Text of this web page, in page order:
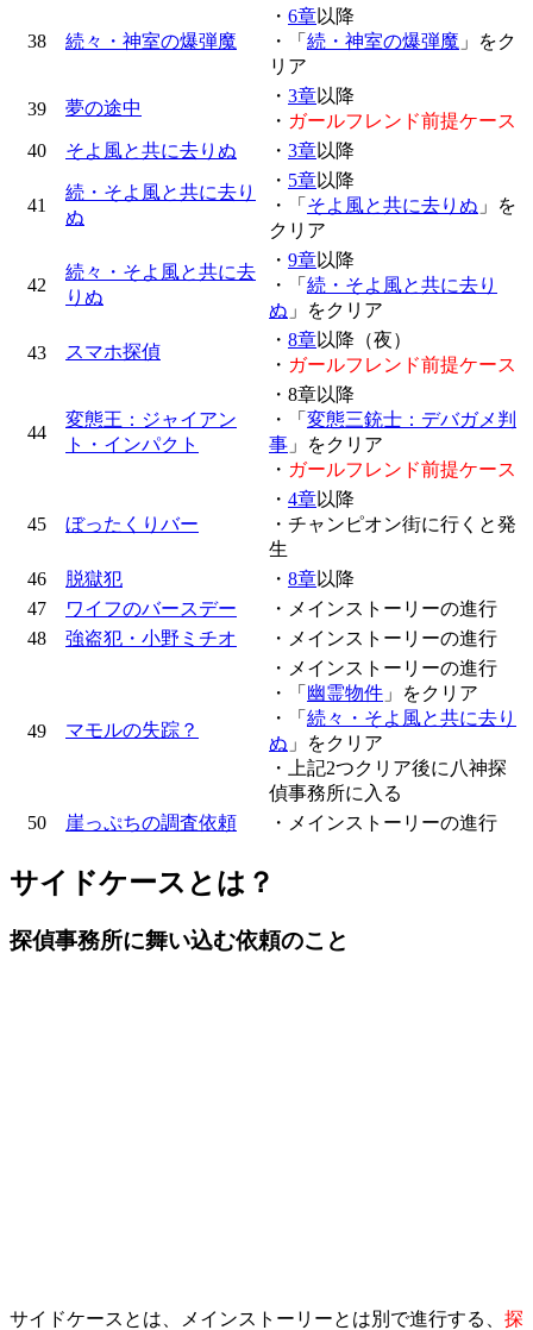
38 続々・神室の爆弾魔
・ 6章以降
・「 続・神室の爆弾魔 」をク
リア
39 夢の途中
・ 3章以降
・ ガールフレンド前提ケース
40
そよ風と共に去りぬ ・ 3章以降
41
続・そよ風と共に去り
ぬ
・ 5章以降
・「 そよ風と共に去りぬ 」を
クリア
42
続々・そよ風と共に去
りぬ
・ 9章以降
・「 続・そよ風と共に去り
ぬ 」をクリア
43 スマホ探偵
・ 8章以降（夜）
・ ガールフレンド前提ケース
44
変態王：ジャイアン
ト・インパクト
・8章以降
・「 変態三銃士：デバガメ判
事 」をクリア
・ ガールフレンド前提ケース
45 ぼったくりバー
・ 4章以降
・チャンピオン街に行くと発
生
46
脱獄犯 ・ 8章以降
47
ワイフのバースデー
・メインストーリーの進行
48
強盗犯・小野ミチオ ・メインストーリーの進行
49 マモルの失踪？
・メインストーリーの進行
・「 幽霊物件 」をクリア
・「 続々・そよ風と共に去り
ぬ 」をクリア
・上記2つクリア後に八神探
偵事務所に入る
50
崖っぷちの調査依頼 ・メインストーリーの進行
サイドケースとは？
探偵事務所に舞い込む依頼のこと
サイドケースとは、メインストーリーとは別で進行する、 探